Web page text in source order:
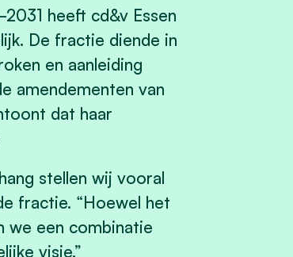
heeft cd&v Essen
De fractie diende in
en aanleiding
amendementen van
dat haar
stellen wij vooral
fractie. “Hoewel het
we een combinatie
visie.”